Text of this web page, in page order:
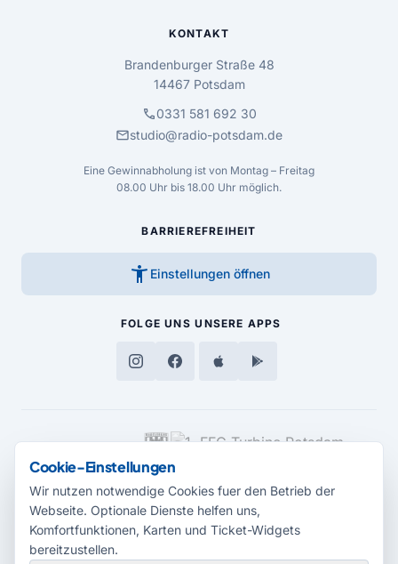
KONTAKT
Brandenburger Straße 48
14467 Potsdam
call0331 581 692 30
mailstudio@radio-potsdam.de
Eine Gewinnabholung ist von Montag – Freitag
08.00 Uhr bis 18.00 Uhr möglich.
BARRIEREFREIHEIT
accessibility_new Einstellungen öffnen
FOLGE UNS UNSERE APPS
MEDIENPARTNER
Cookie-Einstellungen
Wir nutzen notwendige Cookies fuer den Betrieb der
Webseite. Optionale Dienste helfen uns,
Komfortfunktionen, Karten und Ticket-Widgets
bereitzustellen.